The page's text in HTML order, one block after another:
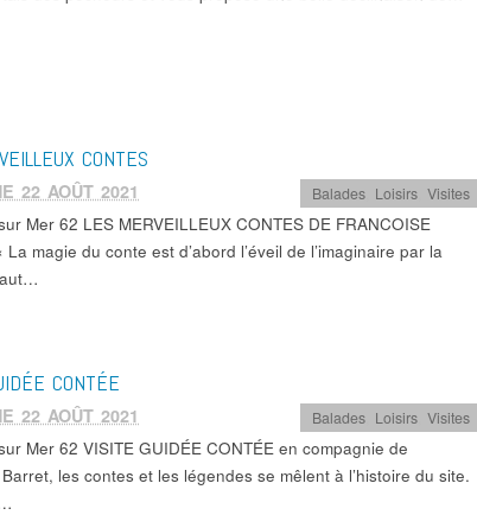
CONTES
22 AOÛT 2021 Balades Loisirs ,Visites
Mer 62 LES MERVEILLEUX CONTES DE FRANCOISE
La magie du conte est d’abord l’éveil de l’imaginaire par la
CONTÉE
22 AOÛT 2021 Balades Loisirs ,Visites
Mer 62 VISITE GUIDÉE CONTÉE en compagnie de
les contes et les légendes se mêlent à l’histoire du site.